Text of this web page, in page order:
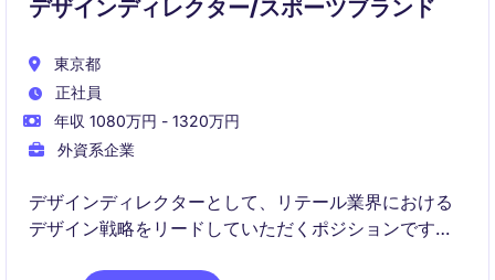
デザインディレクター/スポーツブランド
東京都
正社員
年収 1080万円 - 1320万円
外資系企業
デザインディレクターとして、リテール業界における
デザイン戦略をリードしていただくポジションです。